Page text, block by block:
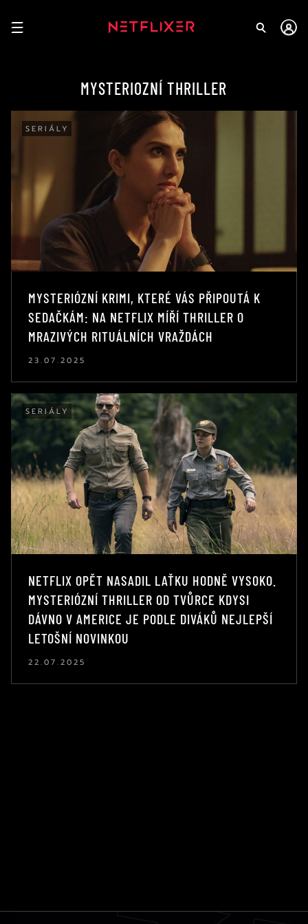
MYSTERIOZNÍ THRILLER
SERIÁLY
MYSTERIÓZNÍ KRIMI, KTERÉ VÁS PŘIPOUTÁ K
SEDAČKÁM: NA NETFLIX MÍŘÍ THRILLER O
MRAZIVÝCH RITUÁLNÍCH VRAŽDÁCH
23.07.2025
SERIÁLY
NETFLIX OPĚT NASADIL LAŤKU HODNĚ VYSOKO.
MYSTERIÓZNÍ THRILLER OD TVŮRCE KDYSI
DÁVNO V AMERICE JE PODLE DIVÁKŮ NEJLEPŠÍ
LETOŠNÍ NOVINKOU
22.07.2025